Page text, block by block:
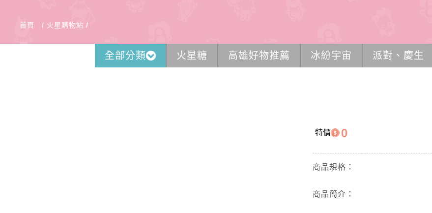
首頁 火星購物站
全部分類 火星糖 高雄好物推薦 冰紛宇宙 派對、慶生
特價 0
商品規格：
商品簡介：